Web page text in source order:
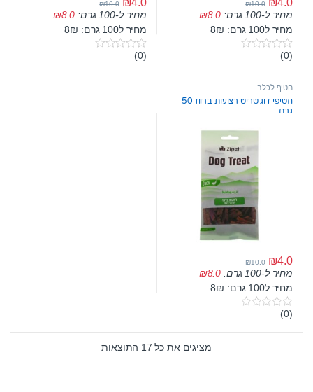
₪4.0
₪10.0
מחיר ל-100 גרם: ₪8.0
מחיר ל100 גרם: 8₪
0
t
f
5
(0)
₪4.0
₪10.0
מחיר ל-100 גרם: ₪8.0
מחיר ל100 גרם: 8₪
0(0)
חטיף לכלב
חטיפי דוג טריט רצועות ברווז 50
גרם
₪4.0
₪10.0
מחיר ל-100 גרם: ₪8.0
מחיר ל100 גרם: 8₪
0
u
(0)
מציגים את כל ⁦17⁩ התוצאות